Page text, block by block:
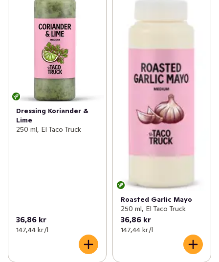
Dressing Koriander &
Lime
250 ml, El Taco Truck
36,86 kr
147,44 kr /l
Roasted Garlic Mayo
250 ml, El Taco Truck
36,86 kr
147,44 kr /l